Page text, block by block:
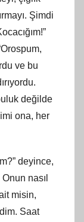
Şimdi
ve bu
değilde
ona, her
deyince,
nasıl
misin,
Saat